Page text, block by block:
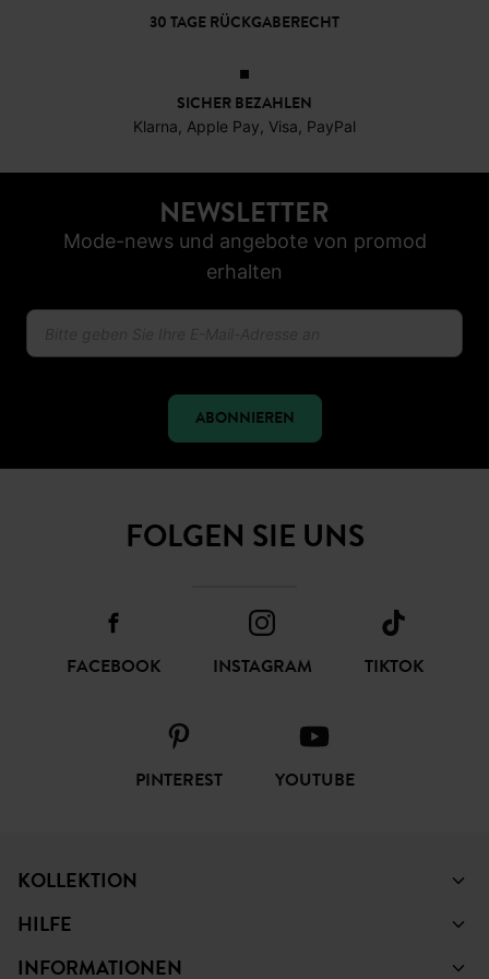
30 TAGE RÜCKGABERECHT
SICHER BEZAHLEN
Klarna, Apple Pay, Visa, PayPal
NEWSLETTER
Mode-news und angebote von promod
erhalten
ABONNIEREN
FOLGEN SIE UNS
FACEBOOK INSTAGRAM TIKTOK
PINTEREST YOUTUBE
KOLLEKTION
HILFE
INFORMATIONEN